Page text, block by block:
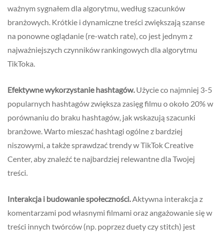
ważnym sygnałem dla algorytmu, według szacunków
branżowych. Krótkie i dynamiczne treści zwiększają szanse
na ponowne oglądanie (re-watch rate), co jest jednym z
najważniejszych czynników rankingowych dla algorytmu
TikToka.
Efektywne wykorzystanie hashtagów.Użycie co najmniej 3-5
popularnych hashtagów zwiększa zasięg filmu o około 20% w
porównaniu do braku hashtagów, jak wskazują szacunki
branżowe. Warto mieszać hashtagi ogólne z bardziej
niszowymi, a także sprawdzać trendy w TikTok Creative
Center, aby znaleźć te najbardziej relewantne dla Twojej
treści.
Interakcja i budowanie społeczności.Aktywna interakcja z
komentarzami pod własnymi filmami oraz angażowanie się w
treści innych twórców (np. poprzez duety czy stitch) jest